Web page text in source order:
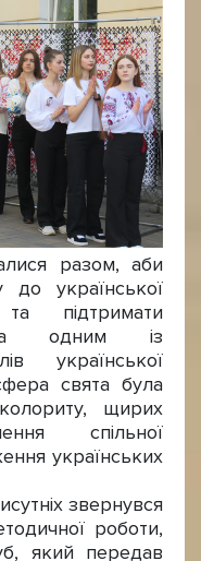
разом, аби
до української
підтримати
одним із
української
свята була
щирих
спільної
українських
звернувся
роботи,
який передав